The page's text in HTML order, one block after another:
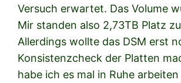
Versuch erwartet. Das Volume
Mir standen also 2,73TB Platz
Allerdings wollte das DSM erst
Konsistenzcheck der Platten
habe ich es mal in Ruhe